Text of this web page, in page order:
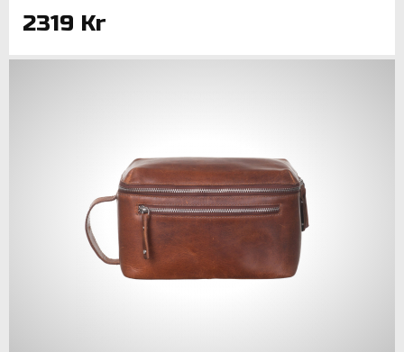
2319 Kr